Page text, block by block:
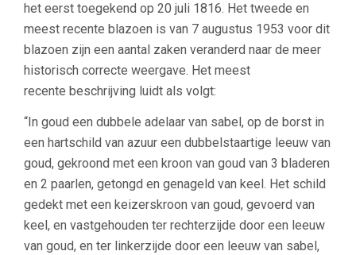
het eerst toegekend op 20 juli 1816. Het tweede en
meest recente blazoen is van 7 augustus 1953 voor dit
blazoen zijn een aantal zaken veranderd naar de meer
historisch correcte weergave. Het meest
recente beschrijving luidt als volgt:
“In goud een dubbele adelaar van sabel, op de borst in
een hartschild van azuur een dubbelstaartige leeuw van
goud, gekroond met een kroon van goud van 3 bladeren
en 2 paarlen, getongd en genageld van keel. Het schild
gedekt met een keizerskroon van goud, gevoerd van
keel, en vastgehouden ter rechterzijde door een leeuw
van goud, en ter linkerzijde door een leeuw van sabel,